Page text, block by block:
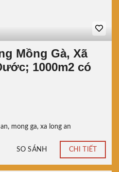
Mồng Gà, Xã
1000m2 có
, mong ga, xa long an
SO SÁNH CHI TIẾT